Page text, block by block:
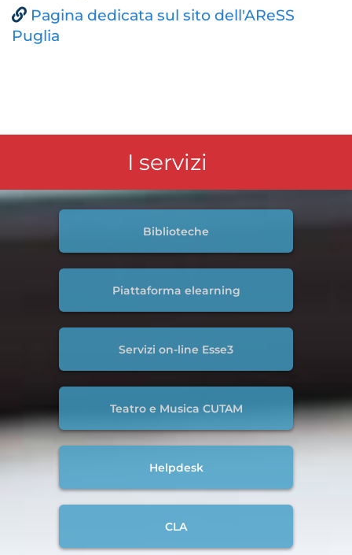
Pagina dedicata sul sito dell'AReSS
Puglia
I servizi
Biblioteche
Piattaforma elearning
Servizi on-line Esse3
Teatro e Musica CUTAM
Helpdesk
CLA